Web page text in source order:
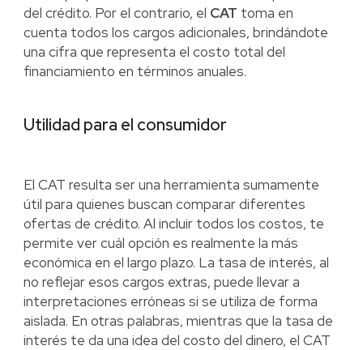
del crédito. Por el contrario, el CAT toma en
cuenta todos los cargos adicionales, brindándote
una cifra que representa el costo total del
financiamiento en términos anuales.
Utilidad para el consumidor
El CAT resulta ser una herramienta sumamente
útil para quienes buscan comparar diferentes
ofertas de crédito. Al incluir todos los costos, te
permite ver cuál opción es realmente la más
económica en el largo plazo. La tasa de interés, al
no reflejar esos cargos extras, puede llevar a
interpretaciones erróneas si se utiliza de forma
aislada. En otras palabras, mientras que la tasa de
interés te da una idea del costo del dinero, el CAT